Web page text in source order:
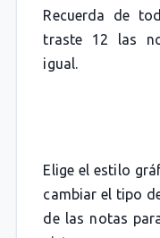
Recuerda de
traste 12 las
igual.
Elige el estilo
cambiar el tipo
de las notas